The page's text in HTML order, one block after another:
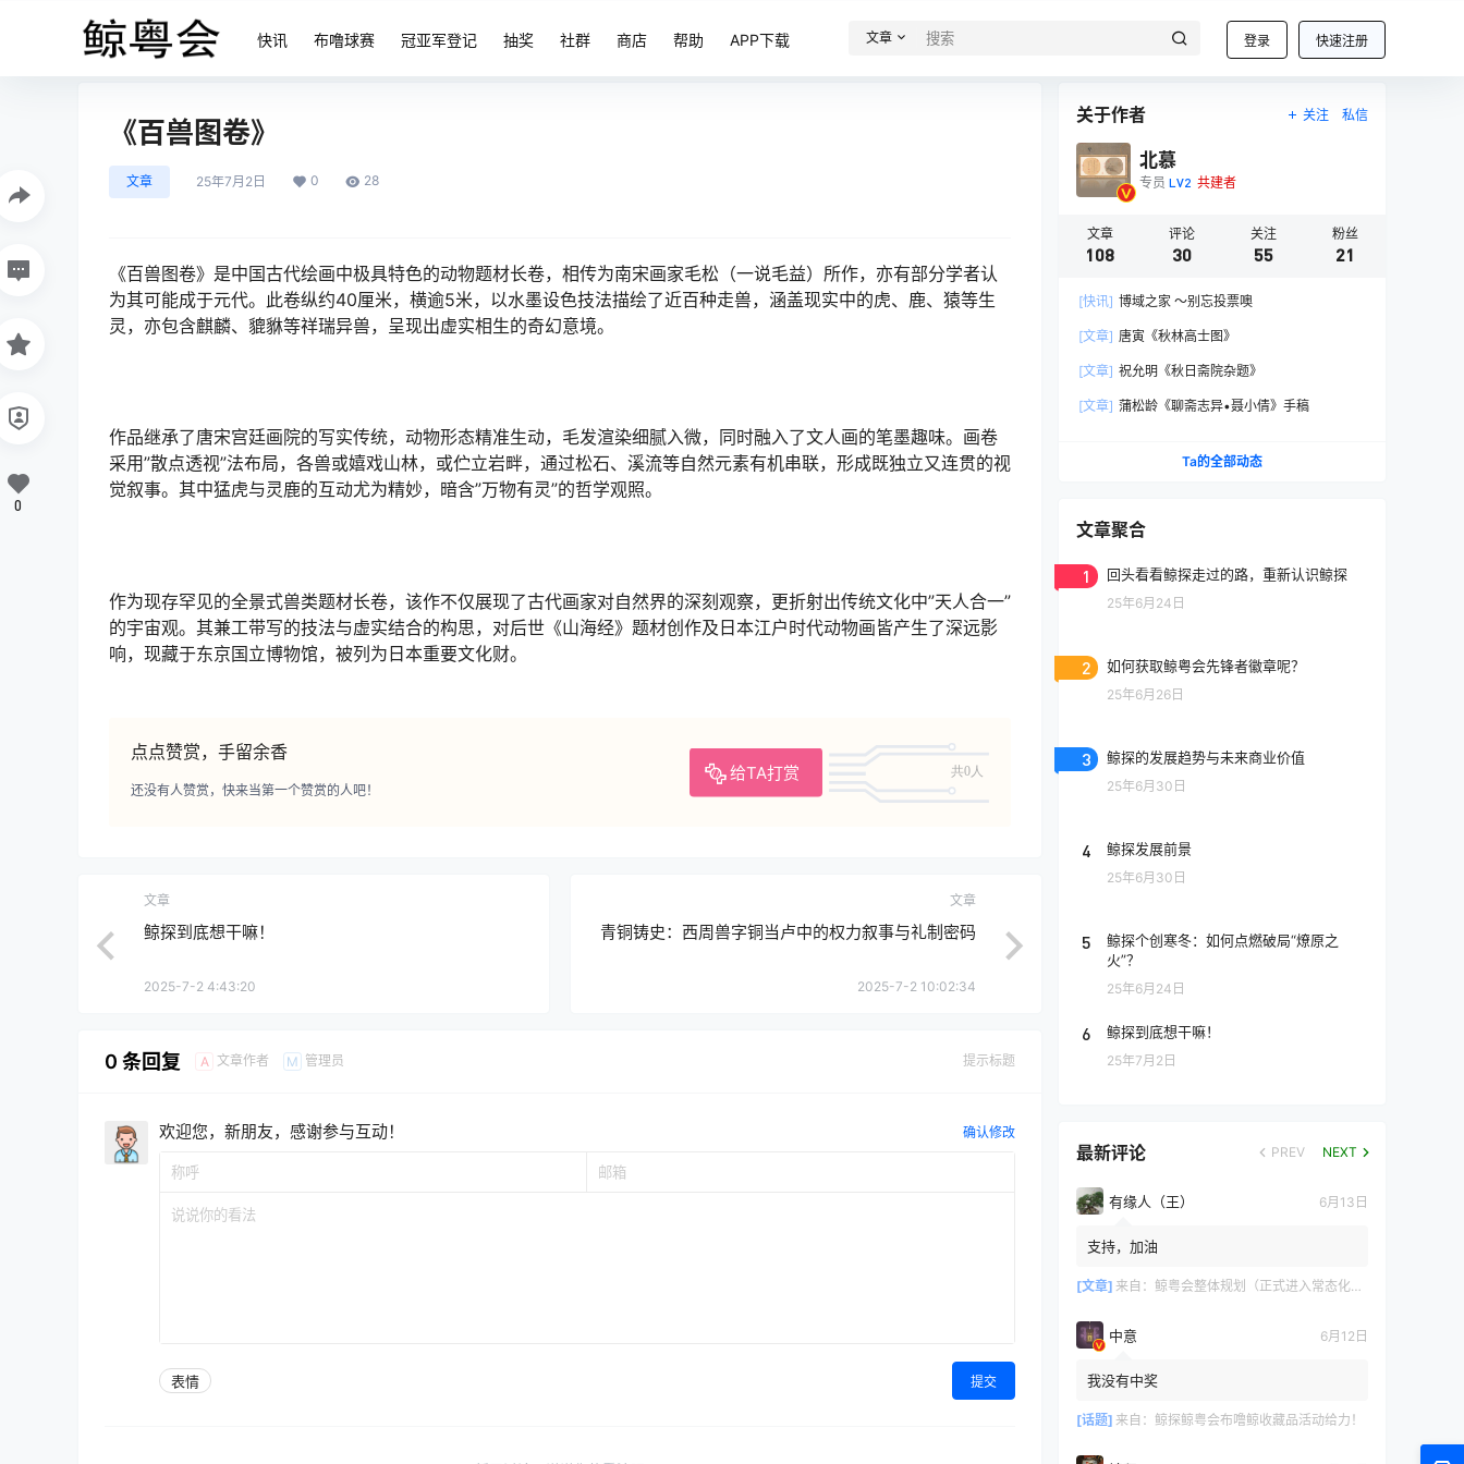
文章 登录 快速注册
快讯 布噜球赛 冠亚军登记 抽奖 社群 商店 帮助 APP下载
《百兽图卷》
文章 25年7月2日 0 28
《百兽图卷》是中国古代绘画中极具特色的动物题材长卷，相传为南宋画家毛松（一说毛益）所作，亦有部分学者认
为其可能成于元代。此卷纵约40厘米，横逾5米，以水墨设色技法描绘了近百种走兽，涵盖现实中的虎、鹿、猿等生
灵，亦包含麒麟、貔貅等祥瑞异兽，呈现出虚实相生的奇幻意境。
作品继承了唐宋宫廷画院的写实传统，动物形态精准生动，毛发渲染细腻入微，同时融入了文人画的笔墨趣味。画卷
采用”散点透视”法布局，各兽或嬉戏山林，或伫立岩畔，通过松石、溪流等自然元素有机串联，形成既独立又连贯的视
觉叙事。其中猛虎与灵鹿的互动尤为精妙，暗含”万物有灵”的哲学观照。
作为现存罕见的全景式兽类题材长卷，该作不仅展现了古代画家对自然界的深刻观察，更折射出传统文化中”天人合一”
的宇宙观。其兼工带写的技法与虚实结合的构思，对后世《山海经》题材创作及日本江户时代动物画皆产生了深远影
响，现藏于东京国立博物馆，被列为日本重要文化财。
点点赞赏，手留余香
给TA打赏 共0人
还没有人赞赏，快来当第一个赞赏的人吧！
0
文章
鲸探到底想干嘛！
2025-7-2 4:43:20
文章
青铜铸史：西周兽字铜当卢中的权力叙事与礼制密码
2025-7-2 10:02:34
0 条回复 A 文章作者 M 管理员 提示标题
欢迎您，新朋友，感谢参与互动！ 确认修改
表情 提交
关于作者 关注 私信
北慕
专员 LV2 共建者
文章
108
评论
30
关注
55
粉丝
21
[快讯] 博域之家 ～别忘投票噢
[文章] 唐寅《秋林高士图》
[文章] 祝允明《秋日斋院杂题》
[文章] 蒲松龄《聊斋志异•聂小倩》手稿
Ta的全部动态
文章聚合
1 回头看看鲸探走过的路，重新认识鲸探
25年6月24日
2 如何获取鲸粤会先锋者徽章呢？
25年6月26日
3 鲸探的发展趋势与未来商业价值
25年6月30日
4 鲸探发展前景
25年6月30日
5
鲸探个创寒冬：如何点燃破局“燎原之
火”？
25年6月24日
6 鲸探到底想干嘛！
25年7月2日
最新评论 PREV NEXT
有缘人（王） 6月13日
支持，加油
[文章] 来自： 鲸粤会整体规划（正式进入常态化运营）
中意 6月12日
我没有中奖
[话题] 来自： 鲸探鲸粤会布噜鲸收藏品活动给力！